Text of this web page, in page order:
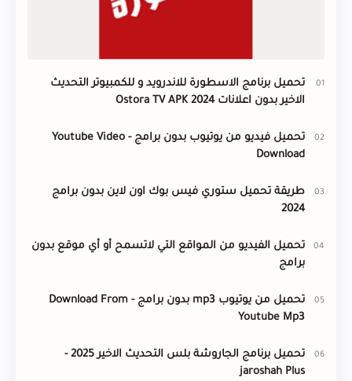
تحميل برنامج الاسطورة للاندرويد و للكمبيوتر التحديث
الاخير بدون اعلانات Ostora TV APK 2024
تحميل فيديو من يوتيوب بدون برامج - Youtube Video
Download
طريقة تحميل ستوري فيس بوك اون لاين بدون برامج
2024
تحميل الفيديو من المواقع التي لاتسمح أو أي موقع بدون
برامج
تحميل من يوتيوب mp3 بدون برامج - Download From
Youtube Mp3
تحميل برنامج الجاروشة بلس التحديث الاخير 2025 -
jaroshah Plus